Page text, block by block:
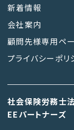
社会保険労務士
EEパートナーズ
新着情報
会社案内
顧問先様専用ペ
プライバシーポリ